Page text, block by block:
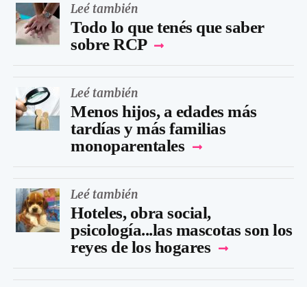
Leé también
Todo lo que tenés que saber
sobre RCP
Leé también
Menos hijos, a edades más
tardías y más familias
monoparentales
Leé también
Hoteles, obra social,
psicología...las mascotas son los
reyes de los hogares